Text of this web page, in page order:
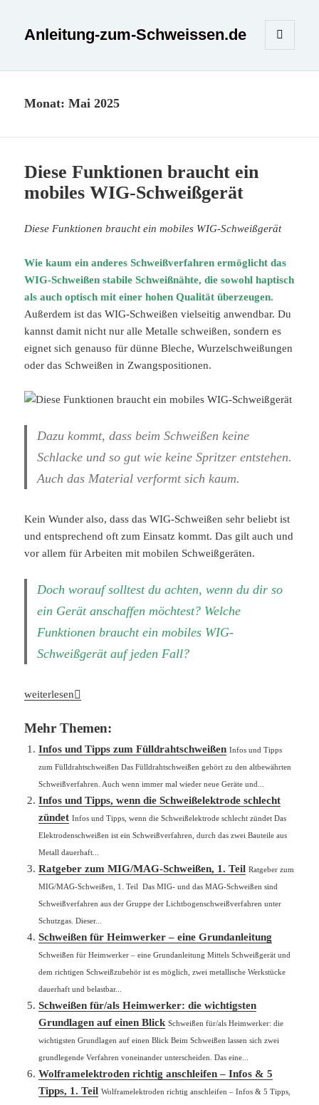
Anleitung-zum-Schweissen.de
WIDGETS
Monat:Mai 2025
Diese Funktionen braucht ein
mobiles WIG-Schweißgerät
Diese Funktionen braucht ein mobiles WIG-Schweißgerät
Wie kaum ein anderes Schweißverfahren ermöglicht das
WIG-Schweißen stabile Schweißnähte, die sowohl haptisch
als auch optisch mit einer hohen Qualität überzeugen.
Außerdem ist das WIG-Schweißen vielseitig anwendbar. Du
kannst damit nicht nur alle Metalle schweißen, sondern es
eignet sich genauso für dünne Bleche, Wurzelschweißungen
oder das Schweißen in Zwangspositionen.
Dazu kommt, dass beim Schweißen keine
Schlacke und so gut wie keine Spritzer entstehen.
Auch das Material verformt sich kaum.
Kein Wunder also, dass das WIG-Schweißen sehr beliebt ist
und entsprechend oft zum Einsatz kommt. Das gilt auch und
vor allem für Arbeiten mit mobilen Schweißgeräten.
Doch worauf solltest du achten, wenn du dir so
ein Gerät anschaffen möchtest? Welche
Funktionen braucht ein mobiles WIG-
Schweißgerät auf jeden Fall?
Diese Funktionen braucht ein mobiles WIG-Schweißgerät
weiterlesen
Mehr Themen:
Infos und Tipps zum Fülldrahtschweißen Infos und Tipps
zum Fülldrahtschweißen Das Fülldrahtschweißen gehört zu den altbewährten
Schweißverfahren. Auch wenn immer mal wieder neue Geräte und...
Infos und Tipps, wenn die Schweißelektrode schlecht
zündet Infos und Tipps, wenn die Schweißelektrode schlecht zündet Das
Elektrodenschweißen ist ein Schweißverfahren, durch das zwei Bauteile aus
Metall dauerhaft...
Ratgeber zum MIG/MAG-Schweißen, 1. Teil Ratgeber zum
MIG/MAG-Schweißen, 1. Teil Das MIG- und das MAG-Schweißen sind
Schweißverfahren aus der Gruppe der Lichtbogenschweißverfahren unter
Schutzgas. Dieser...
Schweißen für Heimwerker – eine Grundanleitung
Schweißen für Heimwerker – eine Grundanleitung Mittels Schweißgerät und
dem richtigen Schweißzubehör ist es möglich, zwei metallische Werkstücke
dauerhaft und belastbar...
Schweißen für/als Heimwerker: die wichtigsten
Grundlagen auf einen Blick Schweißen für/als Heimwerker: die
wichtigsten Grundlagen auf einen Blick Beim Schweißen lassen sich zwei
grundlegende Verfahren voneinander unterscheiden. Das eine...
Wolframelektroden richtig anschleifen – Infos & 5
Tipps, 1. Teil Wolframelektroden richtig anschleifen – Infos & 5 Tipps,